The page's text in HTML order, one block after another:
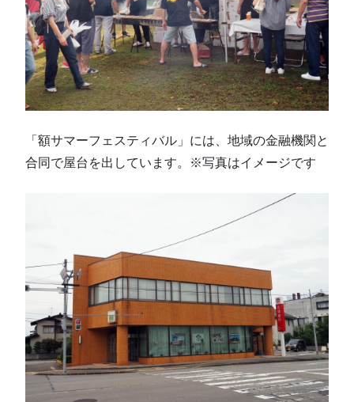
「額サマーフェスティバル」には、地域の金融機関と
合同で屋台を出しています。※写真はイメージです